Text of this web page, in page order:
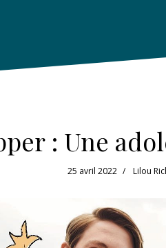
: Une
25 avril 2022 Lilou